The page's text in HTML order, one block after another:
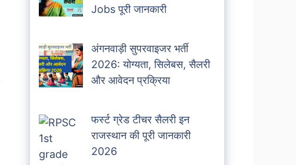
Jobs पूरी जानकारी
अंगनवाड़ी सुपरवाइजर भर्ती
2026: योग्यता, सिलेबस, सैलरी
और आवेदन प्रक्रिया
फर्स्ट ग्रेड टीचर सैलरी इन
राजस्थान की पूरी जानकारी
2026